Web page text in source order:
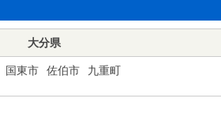
大分県
国東市 佐伯市 九重町